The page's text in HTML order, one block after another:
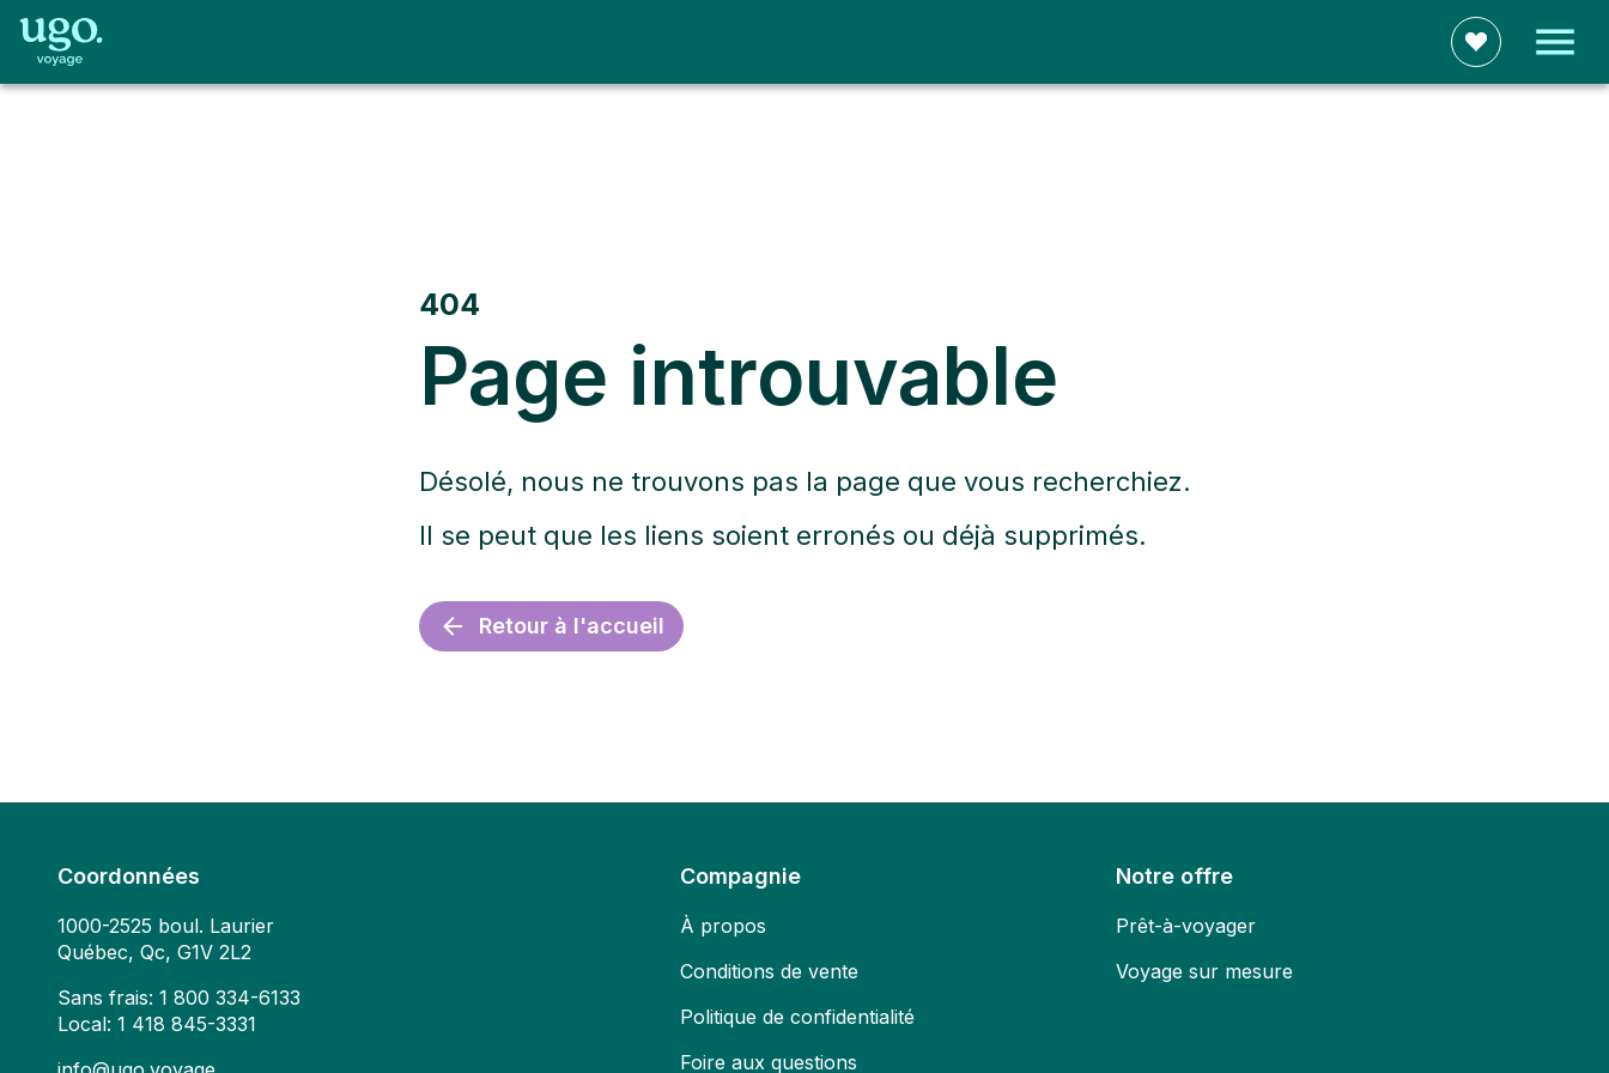
404
Page introuvable
Désolé, nous ne trouvons pas la page que vous recherchiez.
Il se peut que les liens soient erronés ou déjà supprimés.
Retour à l'accueil
Coordonnées
1000-2525 boul. Laurier
Québec, Qc, G1V 2L2
Sans frais: 1 800 334-6133
Local: 1 418 845-3331
Compagnie
À propos
Conditions de vente
Politique de confidentialité
Foire aux questions
Notre offre
Prêt-à-voyager
Voyage sur mesure